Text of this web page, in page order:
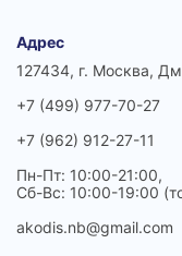
Адрес
127434, г. Москва,
+7 (499) 977-70-27
+7 (962) 912-27-11
Пн-Пт: 10:00-21:00,
Сб-Вс: 10:00-19:00
akodis.nb@gmail.com